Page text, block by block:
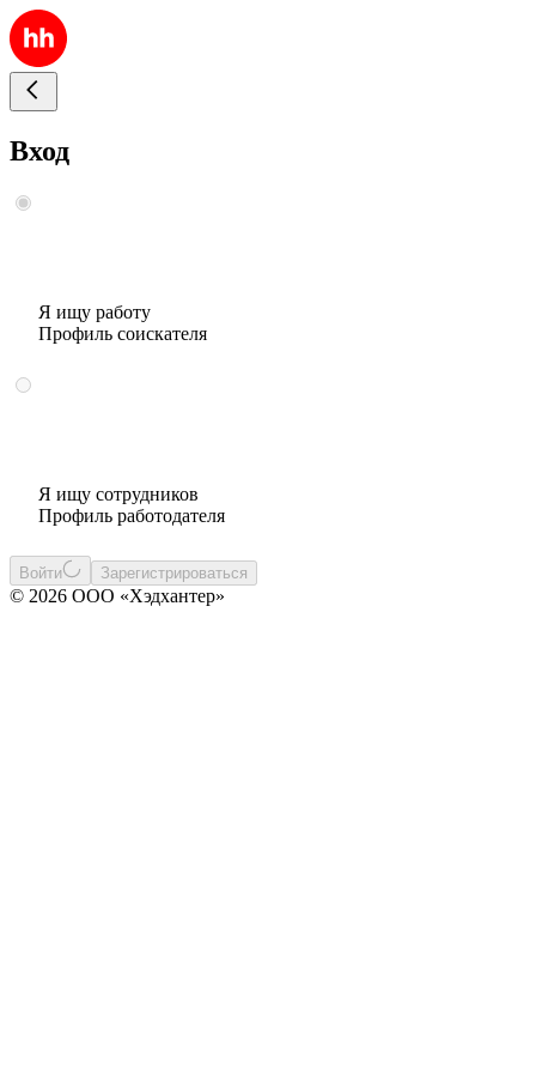
Вход
Я ищу работу
Профиль соискателя
Я ищу сотрудников
Профиль работодателя
Войти Зарегистрироваться
© 2026 ООО «Хэдхантер»